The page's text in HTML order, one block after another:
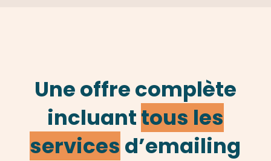
Une offre complète
incluanttous les
services d’emailing